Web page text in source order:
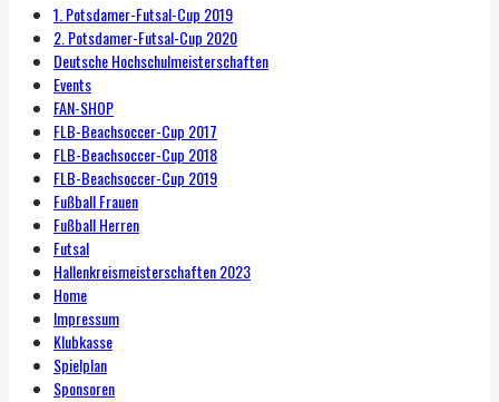
1. Potsdamer-Futsal-Cup 2019
2. Potsdamer-Futsal-Cup 2020
Deutsche Hochschulmeisterschaften
Events
FAN-SHOP
FLB-Beachsoccer-Cup 2017
FLB-Beachsoccer-Cup 2018
FLB-Beachsoccer-Cup 2019
Fußball Frauen
Fußball Herren
Futsal
Hallenkreismeisterschaften 2023
Home
Impressum
Klubkasse
Spielplan
Sponsoren